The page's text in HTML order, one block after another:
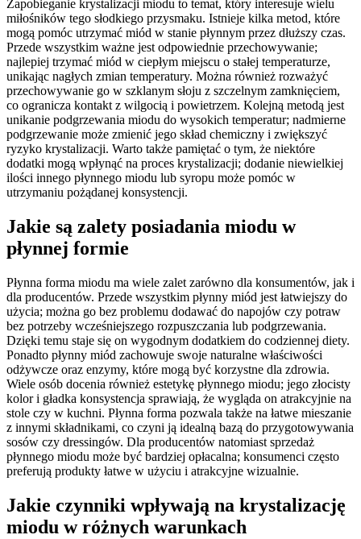
Zapobieganie krystalizacji miodu to temat, który interesuje wielu
miłośników tego słodkiego przysmaku. Istnieje kilka metod, które
mogą pomóc utrzymać miód w stanie płynnym przez dłuższy czas.
Przede wszystkim ważne jest odpowiednie przechowywanie;
najlepiej trzymać miód w ciepłym miejscu o stałej temperaturze,
unikając nagłych zmian temperatury. Można również rozważyć
przechowywanie go w szklanym słoju z szczelnym zamknięciem,
co ogranicza kontakt z wilgocią i powietrzem. Kolejną metodą jest
unikanie podgrzewania miodu do wysokich temperatur; nadmierne
podgrzewanie może zmienić jego skład chemiczny i zwiększyć
ryzyko krystalizacji. Warto także pamiętać o tym, że niektóre
dodatki mogą wpłynąć na proces krystalizacji; dodanie niewielkiej
ilości innego płynnego miodu lub syropu może pomóc w
utrzymaniu pożądanej konsystencji.
Jakie są zalety posiadania miodu w
płynnej formie
Płynna forma miodu ma wiele zalet zarówno dla konsumentów, jak i
dla producentów. Przede wszystkim płynny miód jest łatwiejszy do
użycia; można go bez problemu dodawać do napojów czy potraw
bez potrzeby wcześniejszego rozpuszczania lub podgrzewania.
Dzięki temu staje się on wygodnym dodatkiem do codziennej diety.
Ponadto płynny miód zachowuje swoje naturalne właściwości
odżywcze oraz enzymy, które mogą być korzystne dla zdrowia.
Wiele osób docenia również estetykę płynnego miodu; jego złocisty
kolor i gładka konsystencja sprawiają, że wygląda on atrakcyjnie na
stole czy w kuchni. Płynna forma pozwala także na łatwe mieszanie
z innymi składnikami, co czyni ją idealną bazą do przygotowywania
sosów czy dressingów. Dla producentów natomiast sprzedaż
płynnego miodu może być bardziej opłacalna; konsumenci często
preferują produkty łatwe w użyciu i atrakcyjne wizualnie.
Jakie czynniki wpływają na krystalizację
miodu w różnych warunkach